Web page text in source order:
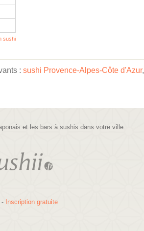
sushi
: sushi Provence-Alpes-Côte d'Azur,
et les bars à sushis dans votre ville.
- Inscription gratuite